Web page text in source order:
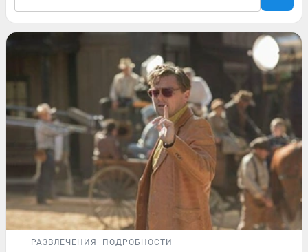
РАЗВЛЕЧЕНИЯ ПОДРОБНОСТИ